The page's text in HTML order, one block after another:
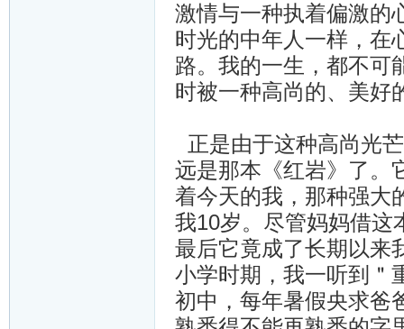
激情与一种执着偏激的
时光的中年人一样，在
路。我的一生，都不可
时被一种高尚的、美好
正是由于这种高尚光
远是那本《红岩》了。
着今天的我，那种强大
我10岁。尽管妈妈借这
最后它竟成了长期以来
小学时期，我一听到＂
初中，每年暑假央求爸